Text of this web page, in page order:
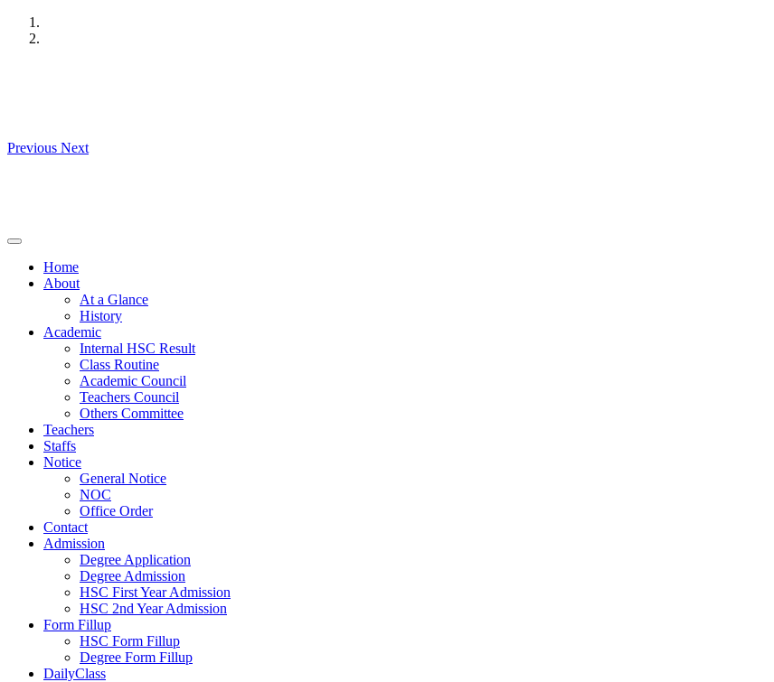
Skip
Previous Next
Home
About
At a Glance
History
Academic
Internal HSC Result
Class Routine
Academic Council
Teachers Council
Others Committee
Teachers
Staffs
Notice
General Notice
NOC
Office Order
Contact
Admission
Degree Application
Degree Admission
HSC First Year Admission
HSC 2nd Year Admission
Form Fillup
HSC Form Fillup
Degree Form Fillup
DailyClass